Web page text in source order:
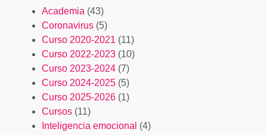
Academia (43)
Coronavirus (5)
Curso 2020-2021 (11)
Curso 2022-2023 (10)
Curso 2023-2024 (7)
Curso 2024-2025 (5)
Curso 2025-2026 (1)
Cursos (11)
Inteligencia emocional (4)